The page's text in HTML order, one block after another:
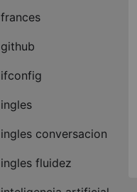
frances
github
ifconfig
ingles
ingles conversacion
ingles fluidez